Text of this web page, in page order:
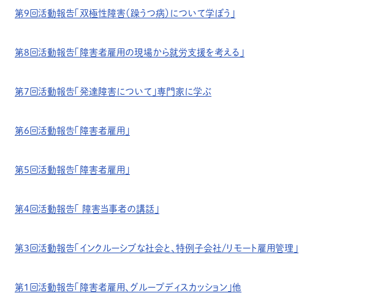
第9回活動報告「双極性障害（躁うつ病）について学ぼう」
第8回活動報告「障害者雇用の現場から就労支援を考える」
第7回活動報告「発達障害について」専門家に学ぶ
第6回活動報告「障害者雇用」
第5回活動報告「障害者雇用」
第4回活動報告「 障害当事者の講話」
第3回活動報告「インクルーシブな社会と、特例子会社/リモート雇用管理」
第1回活動報告「障害者雇用、グループディスカッション」他